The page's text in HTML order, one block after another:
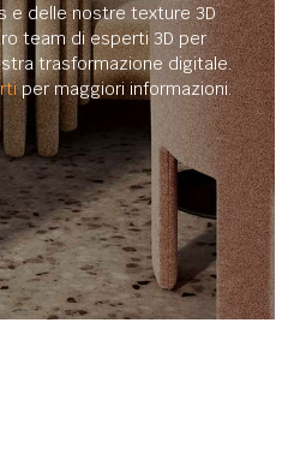
e delle nostre texture 3D
team di esperti 3D per
trasformazione digitale.
per maggiori informazioni.